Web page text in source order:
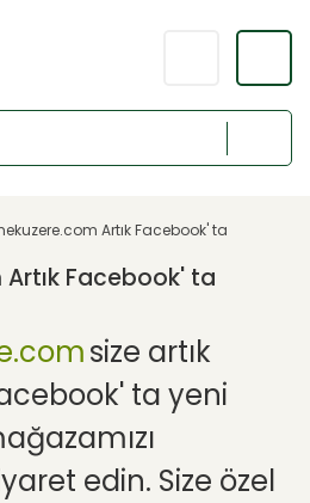
Artık Facebook' ta
Facebook' ta
size artık
ta yeni
edin. Size özel